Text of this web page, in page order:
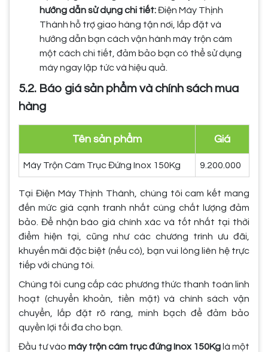
hướng dẫn sử dụng chi tiết:Điện Máy Thịnh
Thành hỗ trợ giao hàng tận nơi, lắp đặt và
hướng dẫn bạn cách vận hành máy trộn cám
một cách chi tiết, đảm bảo bạn có thể sử dụng
máy ngay lập tức và hiệu quả.
5.2. Báo giá sản phẩm và chính sách mua
hàng
Tên sản phẩm Giá
Máy Trộn Cám Trục Đứng Inox 150Kg 9.200.000
Tại Điện Máy Thịnh Thành, chúng tôi cam kết mang
đến mức giá cạnh tranh nhất cùng chất lượng đảm
bảo. Để nhận báo giá chính xác và tốt nhất tại thời
điểm hiện tại, cũng như các chương trình ưu đãi,
khuyến mãi đặc biệt (nếu có), bạn vui lòng liên hệ trực
tiếp với chúng tôi.
Chúng tôi cung cấp các phương thức thanh toán linh
hoạt (chuyển khoản, tiền mặt) và chính sách vận
chuyển, lắp đặt rõ ràng, minh bạch để đảm bảo
quyền lợi tối đa cho bạn.
Đầu tư vào máy trộn cám trục đứng Inox 150Kg là một